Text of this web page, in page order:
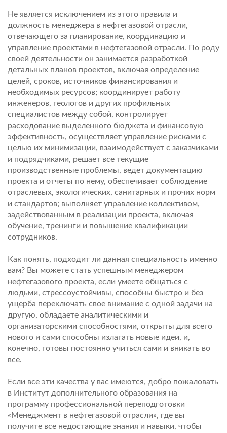
Не является исключением из этого правила и
должность менеджера в нефтегазовой отрасли,
отвечающего за планирование, координацию и
управление проектами в нефтегазовой отрасли. По роду
своей деятельности он занимается разработкой
детальных планов проектов, включая определение
целей, сроков, источников финансирования и
необходимых ресурсов; координирует работу
инженеров, геологов и других профильных
специалистов между собой, контролирует
расходование выделенного бюджета и финансовую
эффективность, осуществляет управление рисками с
целью их минимизации, взаимодействует с заказчиками
и подрядчиками, решает все текущие
производственные проблемы, ведет документацию
проекта и отчеты по нему, обеспечивает соблюдение
отраслевых, экологических, санитарных и прочих норм
и стандартов; выполняет управление коллективом,
задействованным в реализации проекта, включая
обучение, тренинги и повышение квалификации
сотрудников.
Как понять, подходит ли данная специальность именно
вам? Вы можете стать успешным менеджером
нефтегазового проекта, если умеете общаться с
людьми, стрессоустойчивы, способны быстро и без
ущерба переключать свое внимание с одной задачи на
другую, обладаете аналитическими и
организаторскими способностями, открыты для всего
нового и сами способны излагать новые идеи, и,
конечно, готовы постоянно учиться сами и вникать во
все.
Если все эти качества у вас имеются, добро пожаловать
в Институт дополнительного образования на
программу профессиональной переподготовки
«Менеджмент в нефтегазовой отрасли», где вы
получите все недостающие знания и навыки, чтобы